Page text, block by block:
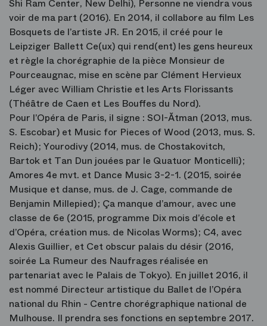
Shi Ram Center, New Delhi), Personne ne viendra vous
voir de ma part (2016). En 2014, il collabore au film Les
Bosquets de l’artiste JR. En 2015, il créé pour le
Leipziger Ballett Ce(ux) qui rend(ent) les gens heureux
et règle la chorégraphie de la pièce Monsieur de
Pourceaugnac, mise en scène par Clément Hervieux
Léger avec William Christie et les Arts Florissants
(Théâtre de Caen et Les Bouffes du Nord).
Pour l’Opéra de Paris, il signe : SOI-Ătman (2013, mus.
S. Escobar) et Music for Pieces of Wood (2013, mus. S.
Reich) ; Yourodivy (2014, mus. de Chostakovitch,
Bartok et Tan Dun jouées par le Quatuor Monticelli) ;
Amores 4e mvt. et Dance Music 3-2-1. (2015, soirée
Musique et danse, mus. de J. Cage, commande de
Benjamin Millepied) ; Ça manque d’amour, avec une
classe de 6e (2015, programme Dix mois d’école et
d’Opéra, création mus. de Nicolas Worms) ; C4, avec
Alexis Guillier, et Cet obscur palais du désir (2016,
soirée La Rumeur des Naufrages réalisée en
partenariat avec le Palais de Tokyo). En juillet 2016, il
est nommé Directeur artistique du Ballet de l’Opéra
national du Rhin - Centre chorégraphique national de
Mulhouse. Il prendra ses fonctions en septembre 2017.